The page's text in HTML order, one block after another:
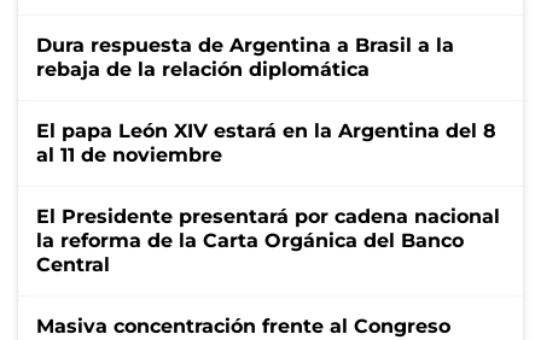
Dura respuesta de Argentina a Brasil a la
rebaja de la relación diplomática
El papa León XIV estará en la Argentina del 8
al 11 de noviembre
El Presidente presentará por cadena nacional
la reforma de la Carta Orgánica del Banco
Central
Masiva concentración frente al Congreso